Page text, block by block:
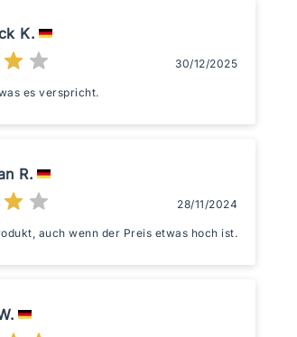
K.
30/12/2025
es verspricht.
R.
28/11/2024
auch wenn der Preis etwas hoch ist.